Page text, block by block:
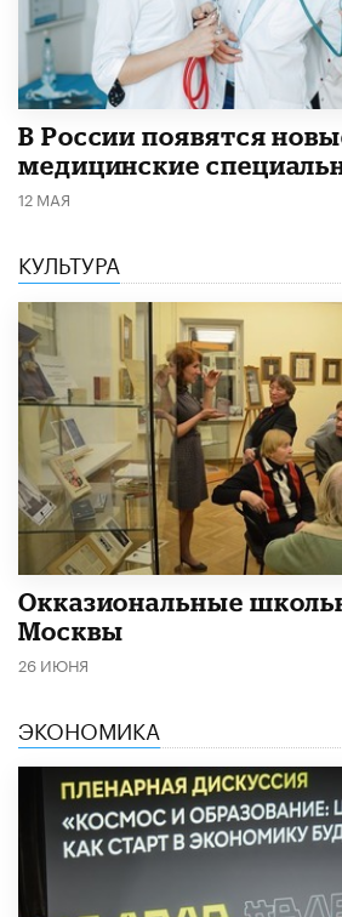
В России появятся
медицинские
12 МАЯ
КУЛЬТУРА
​Окказиональные
Москвы
26 ИЮНЯ
ЭКОНОМИКА